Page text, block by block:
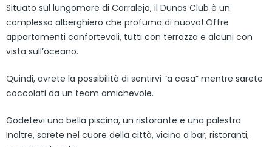
Situato sul lungomare di Corralejo, il Dunas Club è un
complesso alberghiero che profuma di nuovo! Offre
appartamenti confortevoli, tutti con terrazza e alcuni con
vista sull’oceano.
Quindi, avrete la possibilità di sentirvi “a casa” mentre sarete
coccolati da un team amichevole.
Godetevi una bella piscina, un ristorante e una palestra.
Inoltre, sarete nel cuore della città, vicino a bar, ristoranti,